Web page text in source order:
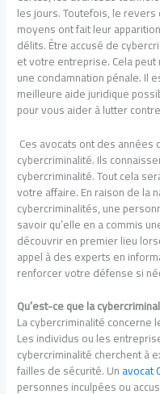
les jours. Toutefois, le
moyens ont fait leur
délits. Être accusé de
et votre entreprise. Cela
une condamnation pénale. Il
meilleure aide juridique
pour vous aider à lutter
Ces avocats ont des
cybercriminalité. Ils
cybercriminalité. Tout cela
votre affaire. En raison de la
cybercriminalités, une
savoir qu’elle en a commis
découvrir en premier lieu
appel à des experts en
renforcer votre défense si
Qu’est-ce que la
La cybercriminalité concerne
Les individus ou les
cybercriminalité cherchent à
failles de sécurité. Unavocat
personnes inculpées ou